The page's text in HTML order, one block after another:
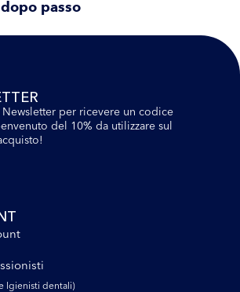
passo
per ricevere un codice
del 10% da utilizzare sul
lgienisti dentali)